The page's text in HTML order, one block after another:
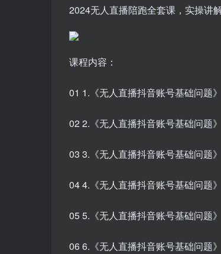
2024无人直播陪跑全套课，实操讲
课程内容：
01 1.《无人直播抖音账号基础问题
02 2.《无人直播抖音账号基础问题
03 3.《无人直播抖音账号基础问题
04 4.《无人直播抖音账号基础问题
05 5.《无人直播抖音账号基础问题
06 6.《无人直播抖音账号基础问题